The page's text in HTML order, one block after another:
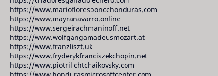
https://www.mariofloresponcehonduras.com
https://www.mayranavarro.online
https://www.sergeirachmaninoff.net
https://www.wolfgangamadeusmozart.at
https://www.franzliszt.uk
https://www.fryderykfranciszekchopin.net
https://www.piotrilichtchaikovsky.com
https://www.hondurasmicrosoftcenter.com